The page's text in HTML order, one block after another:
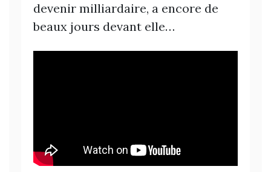
devenir milliardaire, a encore de
beaux jours devant elle…